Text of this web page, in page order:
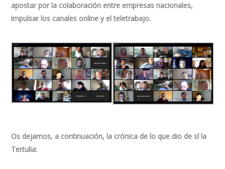
apostar por la colaboración entre empresas nacionales,
impulsar los canales online y el teletrabajo.
Os dejamos, a continuación, la crónica de lo que dio de sí la
Tertulia: